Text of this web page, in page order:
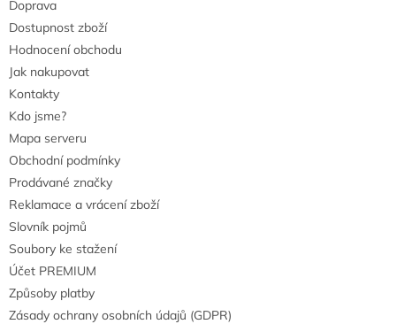
Doprava
Dostupnost zboží
Hodnocení obchodu
Jak nakupovat
Kontakty
Kdo jsme?
Mapa serveru
Obchodní podmínky
Prodávané značky
Reklamace a vrácení zboží
Slovník pojmů
Soubory ke stažení
Účet PREMIUM
Způsoby platby
Zásady ochrany osobních údajů (GDPR)